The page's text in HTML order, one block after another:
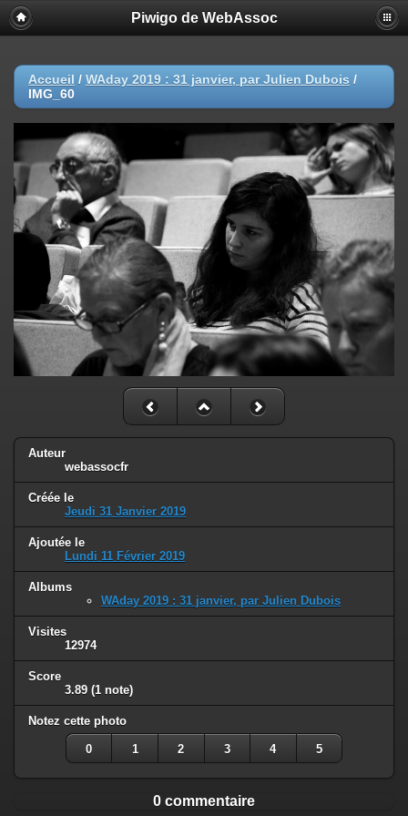
Piwigo de WebAssoc
Accueil / WAday 2019 : 31 janvier, par Julien Dubois /
IMG_60
Auteur
webassocfr
Créée le
Jeudi 31 Janvier 2019
Ajoutée le
Lundi 11 Février 2019
Albums
WAday 2019 : 31 janvier, par Julien Dubois
Visites
12974
Score
3.89 (1 note)
Notez cette photo
0 1 2 3 4 5
0 commentaire